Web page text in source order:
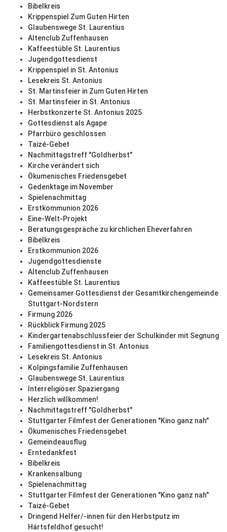
Bibelkreis
Krippenspiel Zum Guten Hirten
Glaubenswege St. Laurentius
Altenclub Zuffenhausen
Kaffeestüble St. Laurentius
Jugendgottesdienst
Krippenspiel in St. Antonius
Lesekreis St. Antonius
St. Martinsfeier in Zum Guten Hirten
St. Martinsfeier in St. Antonius
Herbstkonzerte St. Antonius 2025
Gottesdienst als Agape
Pfarrbüro geschlossen
Taizé-Gebet
Nachmittagstreff "Goldherbst"
Kirche verändert sich
Ökumenisches Friedensgebet
Gedenktage im November
Spielenachmittag
Erstkommunion 2026
Eine-Welt-Projekt
Beratungsgespräche zu kirchlichen Eheverfahren
Bibelkreis
Erstkommunion 2026
Jugendgottesdienste
Altenclub Zuffenhausen
Kaffeestüble St. Laurentius
Gemeinsamer Gottesdienst der Gesamtkirchengemeinde
Stuttgart-Nordstern
Firmung 2026
Rückblick Firmung 2025
Kindergartenabschlussfeier der Schulkinder mit Segnung
Familiengottesdienst in St. Antonius
Lesekreis St. Antonius
Kolpingsfamilie Zuffenhausen
Glaubenswege St. Laurentius
Interreligiöser Spaziergang
Herzlich willkommen!
Nachmittagstreff "Goldherbst"
Stuttgarter Filmfest der Generationen "Kino ganz nah"
Ökumenisches Friedensgebet
Gemeindeausflug
Erntedankfest
Bibelkreis
Krankensalbung
Spielenachmittag
Stuttgarter Filmfest der Generationen "Kino ganz nah"
Taizé-Gebet
Dringend Helfer/-innen für den Herbstputz im
Härtsfeldhof gesucht!